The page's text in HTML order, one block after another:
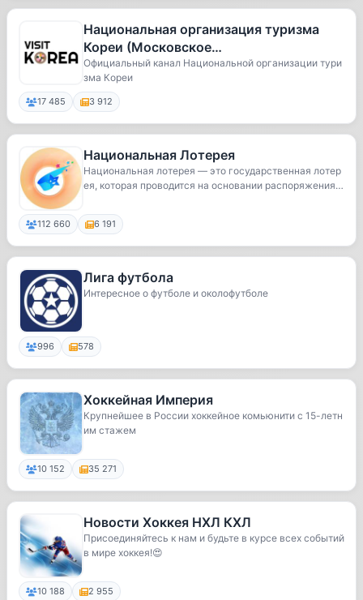
Национальная организация туризма
Кореи (Московское
представительство)
Официальный канал Национальной организации тури
зма Кореи
17 485 3 912
Национальная Лотерея
Национальная лотерея — это государственная лотер
ея, которая проводится на основании распоряжения
112 660 6 191
Лига футбола
Интересное о футболе и околофутболе
996 578
Хоккейная Империя
Крупнейшее в России хоккейное комьюнити с 15-летн
им стажем
10 152 35 271
Новости Хоккея НХЛ КХЛ
Присоединяйтесь к нам и будьте в курсе всех событий
в мире хоккея!😍
10 188 2 955